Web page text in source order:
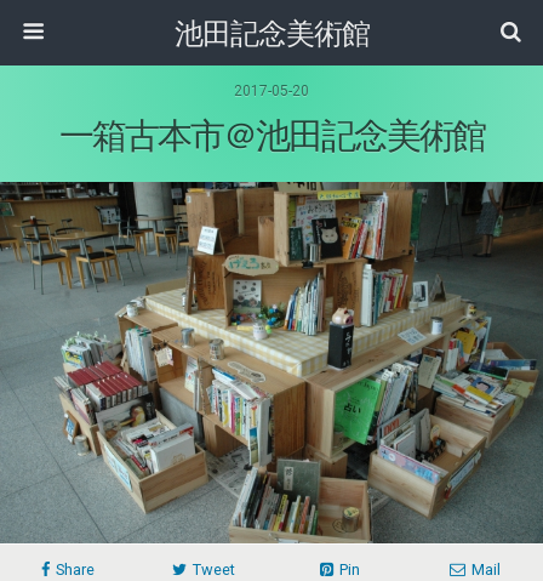
池田記念美術館
2017-05-20
一箱古本市＠池田記念美術館
Share Tweet Pin Mail